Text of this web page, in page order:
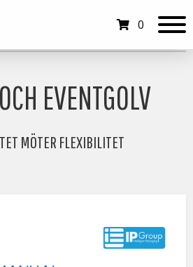
0
EVENTGOLV
MÖTER FLEXIBILITET